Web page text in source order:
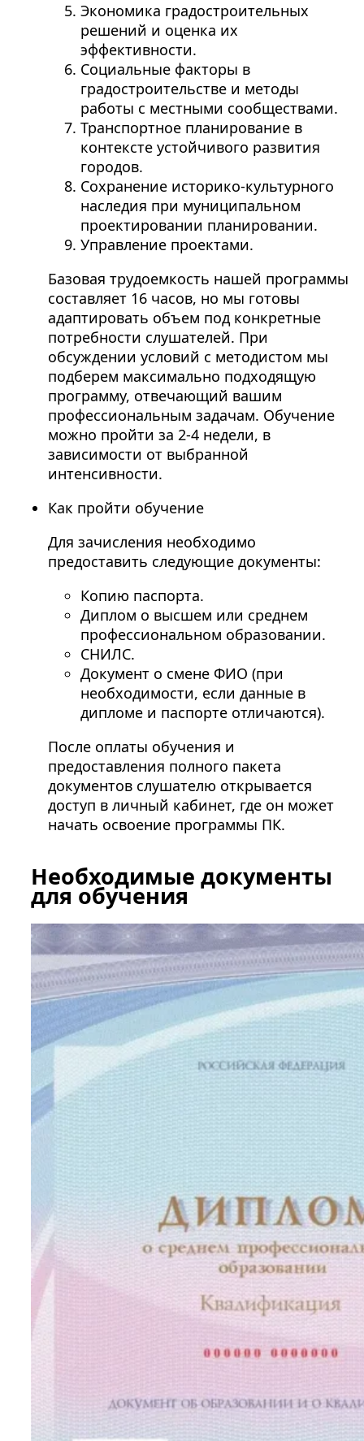
Экономика градостроительных
решений и оценка их
эффективности.
Социальные факторы в
градостроительстве и методы
работы с местными сообществами.
Транспортное планирование в
контексте устойчивого развития
городов.
Сохранение историко-культурного
наследия при муниципальном
проектировании планировании.
Управление проектами.
Базовая трудоемкость нашей программы
составляет 16 часов, но мы готовы
адаптировать объем под конкретные
потребности слушателей. При
обсуждении условий с методистом мы
подберем максимально подходящую
программу, отвечающий вашим
профессиональным задачам. Обучение
можно пройти за 2-4 недели, в
зависимости от выбранной
интенсивности.
Как пройти обучение
Для зачисления необходимо
предоставить следующие документы:
Копию паспорта.
Диплом о высшем или среднем
профессиональном образовании.
СНИЛС.
Документ о смене ФИО (при
необходимости, если данные в
дипломе и паспорте отличаются).
После оплаты обучения и
предоставления полного пакета
документов слушателю открывается
доступ в личный кабинет, где он может
начать освоение программы ПК.
Необходимые документы
для обучения